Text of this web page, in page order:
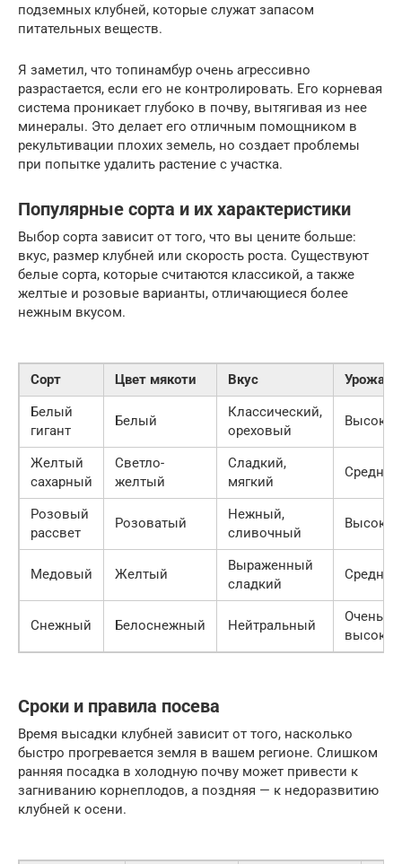
подземных клубней, которые служат запасом
питательных веществ.
Я заметил, что топинамбур очень агрессивно
разрастается, если его не контролировать. Его корневая
система проникает глубоко в почву, вытягивая из нее
минералы. Это делает его отличным помощником в
рекультивации плохих земель, но создает проблемы
при попытке удалить растение с участка.
Популярные сорта и их характеристики
Выбор сорта зависит от того, что вы цените больше:
вкус, размер клубней или скорость роста. Существуют
белые сорта, которые считаются классикой, а также
желтые и розовые варианты, отличающиеся более
нежным вкусом.
Сорт Цвет мякоти Вкус
Белый
гигант
Белый
Классический,
ореховый
Высокая
Желтый
сахарный
Светло-
желтый
Сладкий,
мягкий
Средняя
Розовый
рассвет
Розоватый
Нежный,
сливочный
Высокая
Медовый Желтый
Выраженный
сладкий
Средняя
Снежный Белоснежный Нейтральный
Очень
высокая
Сроки и правила посева
Время высадки клубней зависит от того, насколько
быстро прогревается земля в вашем регионе. Слишком
ранняя посадка в холодную почву может привести к
загниванию корнеплодов, а поздняя — к недоразвитию
клубней к осени.